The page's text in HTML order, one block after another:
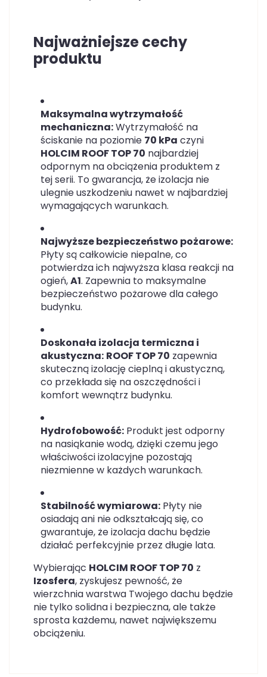
Najważniejsze cechy
produktu
Maksymalna wytrzymałość
mechaniczna:Wytrzymałość na
ściskanie na poziomie 70 kPa czyni
HOLCIM ROOF TOP 70 najbardziej
odpornym na obciążenia produktem z
tej serii. To gwarancja, że izolacja nie
ulegnie uszkodzeniu nawet w najbardziej
wymagających warunkach.
Najwyższe bezpieczeństwo pożarowe:
Płyty są całkowicie niepalne, co
potwierdza ich najwyższa klasa reakcji na
ogień,A1. Zapewnia to maksymalne
bezpieczeństwo pożarowe dla całego
budynku.
Doskonała izolacja termiczna i
akustyczna: ROOF TOP 70 zapewnia
skuteczną izolację cieplną i akustyczną,
co przekłada się na oszczędności i
komfort wewnątrz budynku.
Hydrofobowość: Produkt jest odporny
na nasiąkanie wodą, dzięki czemu jego
właściwości izolacyjne pozostają
niezmienne w każdych warunkach.
Stabilność wymiarowa: Płyty nie
osiadają ani nie odkształcają się, co
gwarantuje, że izolacja dachu będzie
działać perfekcyjnie przez długie lata.
Wybierając HOLCIM ROOF TOP 70 z
Izosfera, zyskujesz pewność, że
wierzchnia warstwa Twojego dachu będzie
nie tylko solidna i bezpieczna, ale także
sprosta każdemu, nawet największemu
obciążeniu.